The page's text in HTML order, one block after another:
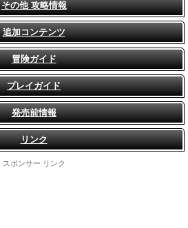
その他 攻略情報
追加コンテンツ
冒険ガイド
プレイガイド
発売前情報
リンク
スポンサー リンク